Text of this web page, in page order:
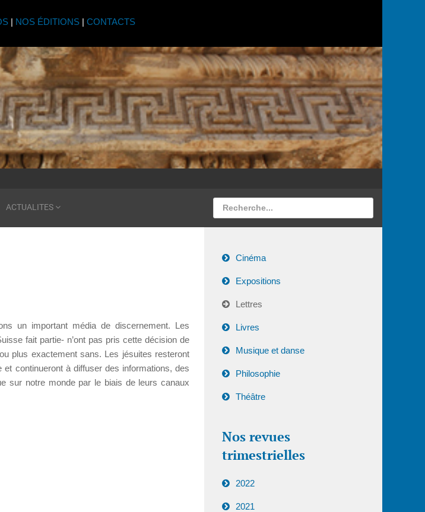
| NOS ÉDITIONS| CONTACTS
ACTUALITES
un important média de discernement. Les
fait partie- n’ont pas pris cette décision de
plus exactement sans. Les jésuites resteront
continueront à diffuser des informations, des
sur notre monde par le biais de leurs canaux
Cinéma
Expositions
Lettres
Livres
Musique et danse
Philosophie
Théâtre
Nos revues
trimestrielles
2022
2021